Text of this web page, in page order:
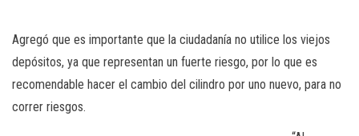
Agregó que es importante que la ciudadanía no utilice los viejos
depósitos, ya que representan un fuerte riesgo, por lo que es
recomendable hacer el cambio del cilindro por uno nuevo, para no
correr riesgos.